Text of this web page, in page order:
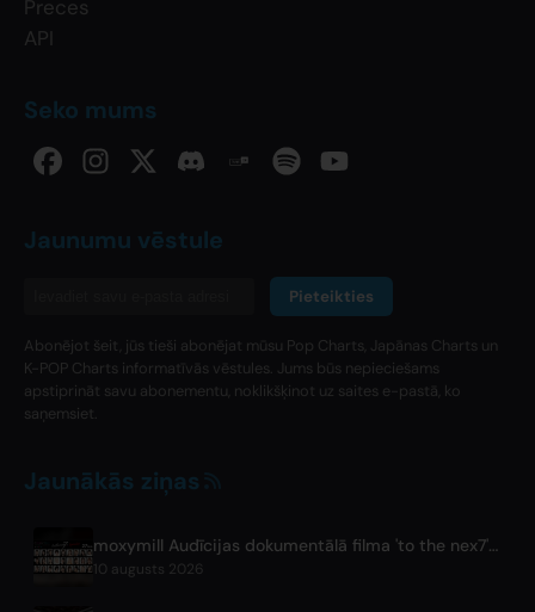
Preces
API
Seko mums
Jaunumu vēstule
Pieteikties
Abonējot šeit, jūs tieši abonējat mūsu Pop Charts, Japānas Charts un
K-POP Charts informatīvās vēstules. Jums būs nepieciešams
apstiprināt savu abonementu, noklikšķinot uz saites e-pastā, ko
saņemsiet.
Jaunākās ziņas
moxymill Audīcijas dokumentālā filma 'to the nex7' 1. epizode izdota
10 augusts 2026